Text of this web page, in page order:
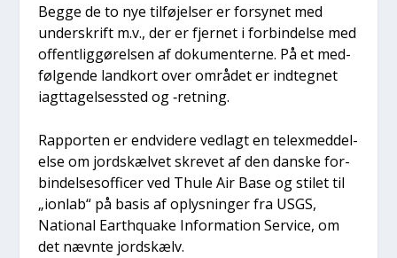
Beg­ge de to nye til­fø­jel­ser er for­sy­net med
under­skrift m.v., der er fjer­net i for­bin­del­se med
offent­lig­gø­rel­sen af doku­men­ter­ne. På et med­
føl­gen­de land­kort over områ­det er ind­teg­net
iagt­ta­gel­ses­sted og ‑ret­ning.
Rap­por­ten er end­vi­de­re ved­lagt en tele­x­med­del­
el­se om jord­s­kæl­vet skre­vet af den dan­ske for­
bin­del­ses­of­fi­cer ved Thu­le Air Base og stilet til
„ion­lab“ på basis af oplys­nin­ger fra USGS,
Natio­nal Eart­hqua­ke Infor­ma­tion Ser­vi­ce, om
det nævn­te jord­s­kælv.